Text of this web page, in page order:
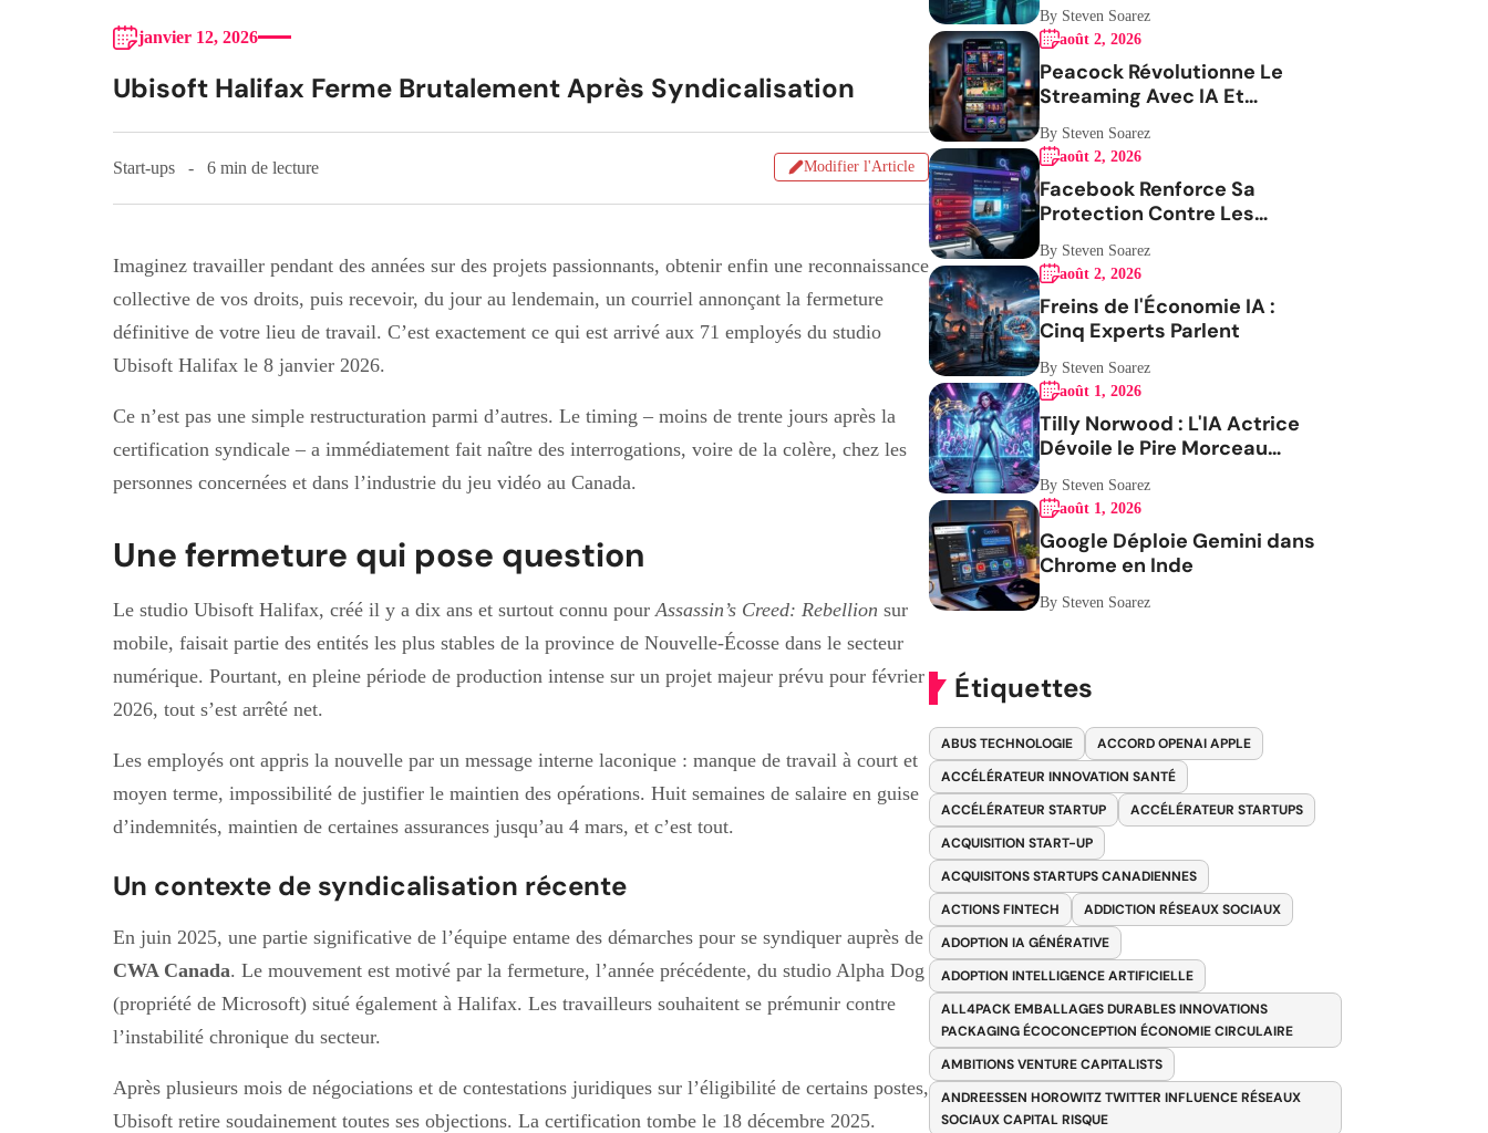
janvier 12, 2026
Ubisoft Halifax Ferme Brutalement Après Syndicalisation
Start-ups 6 min de lecture Modifier l'Article
Imaginez travailler pendant des années sur des projets passionnants, obtenir enfin une reconnaissance
collective de vos droits, puis recevoir, du jour au lendemain, un courriel annonçant la fermeture
définitive de votre lieu de travail. C’est exactement ce qui est arrivé aux 71 employés du studio
Ubisoft Halifax le 8 janvier 2026.
Ce n’est pas une simple restructuration parmi d’autres. Le timing – moins de trente jours après la
certification syndicale – a immédiatement fait naître des interrogations, voire de la colère, chez les
personnes concernées et dans l’industrie du jeu vidéo au Canada.
Une fermeture qui pose question
Le studio Ubisoft Halifax, créé il y a dix ans et surtout connu pour Assassin’s Creed: Rebellion sur
mobile, faisait partie des entités les plus stables de la province de Nouvelle-Écosse dans le secteur
numérique. Pourtant, en pleine période de production intense sur un projet majeur prévu pour février
2026, tout s’est arrêté net.
Les employés ont appris la nouvelle par un message interne laconique : manque de travail à court et
moyen terme, impossibilité de justifier le maintien des opérations. Huit semaines de salaire en guise
d’indemnités, maintien de certaines assurances jusqu’au 4 mars, et c’est tout.
Un contexte de syndicalisation récente
En juin 2025, une partie significative de l’équipe entame des démarches pour se syndiquer auprès de
CWA Canada. Le mouvement est motivé par la fermeture, l’année précédente, du studio Alpha Dog
(propriété de Microsoft) situé également à Halifax. Les travailleurs souhaitent se prémunir contre
l’instabilité chronique du secteur.
Après plusieurs mois de négociations et de contestations juridiques sur l’éligibilité de certains postes,
Ubisoft retire soudainement toutes ses objections. La certification tombe le 18 décembre 2025.
By Steven Soarez
août 2, 2026
Peacock Révolutionne Le
Streaming Avec IA Et
Expérience Mobile
By Steven Soarez
août 2, 2026
Facebook Renforce Sa
Protection Contre Les
Impersonateurs
By Steven Soarez
août 2, 2026
Freins de l'Économie IA :
Cinq Experts Parlent
By Steven Soarez
août 1, 2026
Tilly Norwood : L'IA Actrice
Dévoile le Pire Morceau
Musical
By Steven Soarez
août 1, 2026
Google Déploie Gemini dans
Chrome en Inde
By Steven Soarez
Étiquettes
ABUS TECHNOLOGIE
ACCORD OPENAI APPLE
ACCÉLÉRATEUR INNOVATION SANTÉ
ACCÉLÉRATEUR STARTUP
ACCÉLÉRATEUR STARTUPS
ACQUISITION START-UP
ACQUISITONS STARTUPS CANADIENNES
ACTIONS FINTECH
ADDICTION RÉSEAUX SOCIAUX
ADOPTION IA GÉNÉRATIVE
ADOPTION INTELLIGENCE ARTIFICIELLE
ALL4PACK EMBALLAGES DURABLES INNOVATIONS
PACKAGING ÉCOCONCEPTION ÉCONOMIE CIRCULAIRE
AMBITIONS VENTURE CAPITALISTS
ANDREESSEN HOROWITZ TWITTER INFLUENCE RÉSEAUX
SOCIAUX CAPITAL RISQUE